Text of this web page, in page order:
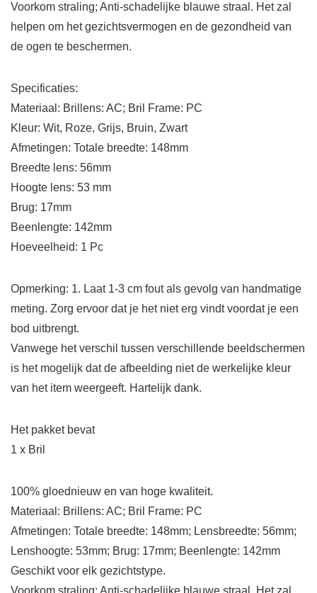
Voorkom straling; Anti-schadelijke blauwe straal. Het zal
helpen om het gezichtsvermogen en de gezondheid van
de ogen te beschermen.
Specificaties:
Materiaal: Brillens: AC; Bril Frame: PC
Kleur: Wit, Roze, Grijs, Bruin, Zwart
Afmetingen: Totale breedte: 148mm
Breedte lens: 56mm
Hoogte lens: 53 mm
Brug: 17mm
Beenlengte: 142mm
Hoeveelheid: 1 Pc
Opmerking: 1. Laat 1-3 cm fout als gevolg van handmatige
meting. Zorg ervoor dat je het niet erg vindt voordat je een
bod uitbrengt.
Vanwege het verschil tussen verschillende beeldschermen
is het mogelijk dat de afbeelding niet de werkelijke kleur
van het item weergeeft. Hartelijk dank.
Het pakket bevat
1 x Bril
100% gloednieuw en van hoge kwaliteit.
Materiaal: Brillens: AC; Bril Frame: PC
Afmetingen: Totale breedte: 148mm; Lensbreedte: 56mm;
Lenshoogte: 53mm; Brug: 17mm; Beenlengte: 142mm
Geschikt voor elk gezichtstype.